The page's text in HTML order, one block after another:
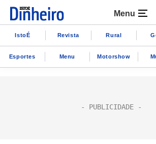
Menu
IstoÉ Revista Rural
Esportes Menu Motorshow